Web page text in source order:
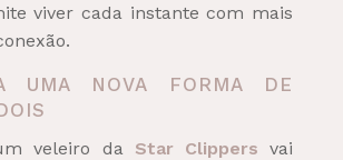
viver cada instante com mais
UMA NOVA FORMA DE
veleiro da Star Clippers vai